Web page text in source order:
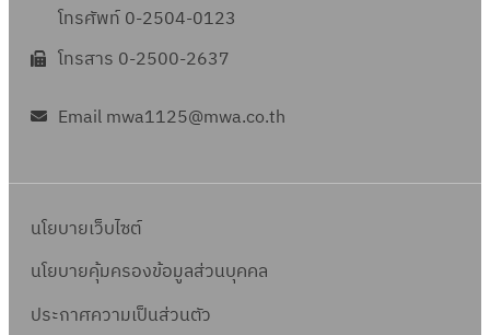
โทรศัพท์ 0-2504-0123
โทรสาร 0-2500-2637
Email mwa1125@mwa.co.th
นโยบายเว็บไซต์
นโยบายคุ้มครองข้อมูลส่วนบุคคล
ประกาศความเป็นส่วนตัว